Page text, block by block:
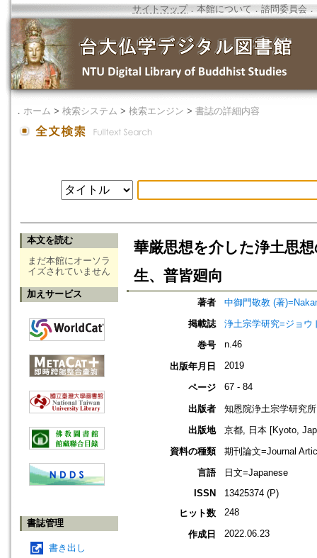
サイトマップ．本館について ． 諮問委員会 ．
． ホーム > 検索システム > 検索エンジン > 書誌の詳細内容
本文を読む
まだ本館にオーソラ
イズされていません
加えサービス
書誌管理
書き出し
華厳思想を介した浄土思
生、普皆廻向
著者
中御門敬教 (著
掲載誌
浄土宗学研究=ジョウ
巻号
n.46
出版年月日 2019
ページ 67 - 84
出版者
知恩院浄土宗学研究所
出版地
京都, 日本 [Kyoto,
資料の種類
期刊論文=Journal
言語
日文=Japanese
ISSN
13425374 (P)
ヒット数
248
作成日 2022.06.23